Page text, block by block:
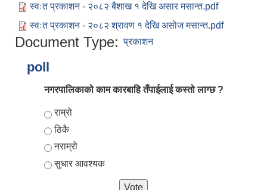
स्वःत प्रकाशन - २०८२ बैशाख १ देखि असार मसान्त.pdf
स्वःत प्रकाशन - २०८२ श्रावण १ देखि असोज मसान्त.pdf
Document Type: प्रकाशन
poll
नगरपालिकाको काम कारबाहि तँपाईलाई कस्तो लाग्छ ?
Choices
राम्रो
ठिकै
नराम्रो
सुधार आवश्यक